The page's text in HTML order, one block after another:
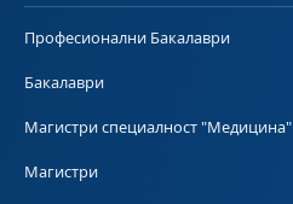
Професионални Бакалаври
Бакалаври
Магистри специалност "Медицина"
Магистри